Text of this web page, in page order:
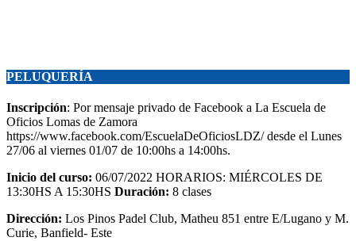
PELUQUERÍA
Inscripción: Por mensaje privado de Facebook a La Escuela de
Oficios Lomas de Zamora
https://www.facebook.com/EscuelaDeOficiosLDZ/ desde el Lunes
27/06 al viernes 01/07 de 10:00hs a 14:00hs.
Inicio del curso: 06/07/2022 HORARIOS: MIÉRCOLES DE
13:30HS A 15:30HS Duración: 8 clases
Dirección: Los Pinos Padel Club, Matheu 851 entre E/Lugano y M.
Curie, Banfield- Este